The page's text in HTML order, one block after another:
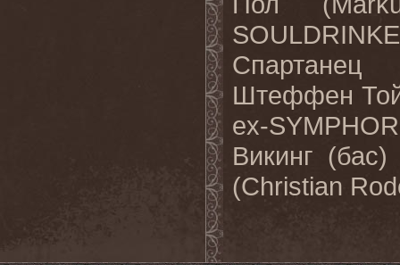
Спартанец
Штеффен
ex-
Викинг (бас)
(Christian